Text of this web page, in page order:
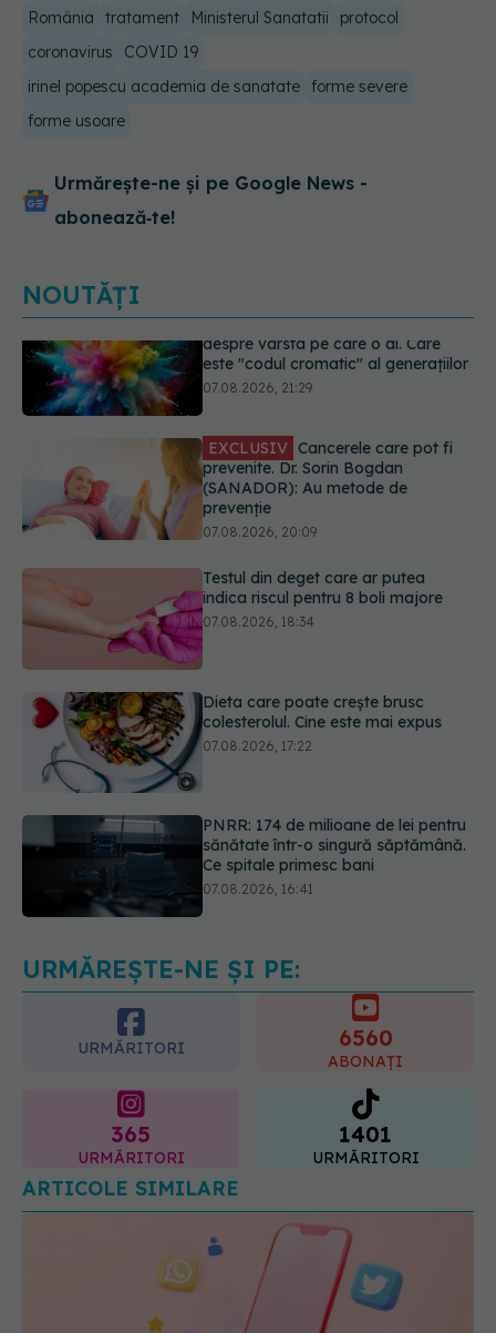
România tratament Ministerul Sanatatii
protocol
coronavirus
COVID 19
irinel popescu academia de sanatate forme severe
forme usoare
Urmărește-ne și pe Google News -
abonează‑te!
NOUTĂȚI
EXCLUSIV Cancerele care pot fi
prevenite. Dr. Sorin Bogdan
prevenție
07.08.2026, 20:09
Testul din deget care ar putea
indica riscul pentru 8 boli majore
Dieta care poate crește brusc
PNRR: 174 de milioane de lei pentru
07.08.2026, 16:41
Ce spune culoarea ta preferată
despre vârsta pe care o ai. Care
URMĂREȘTE-NE ȘI PE:
URMĂRITORI 6560
ABONAȚI
365
URMĂRITORI
1401
URMĂRITORI
ARTICOLE SIMILARE